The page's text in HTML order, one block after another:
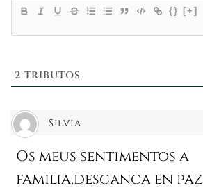
{} [+]
2 TRIBUTOS
Silvia
Os meus sentimentos a
familia,descanca en paz